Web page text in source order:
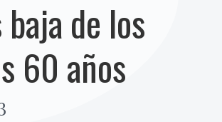
de los
60 años